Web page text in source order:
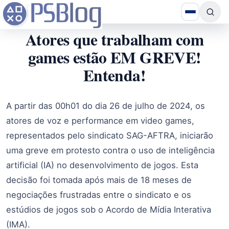
Atores que trabalham com
games estão EM GREVE!
Entenda!
A partir das 00h01 do dia 26 de julho de 2024, os
atores de voz e performance em video games,
representados pelo sindicato SAG-AFTRA, iniciarão
uma greve em protesto contra o uso de inteligência
artificial (IA) no desenvolvimento de jogos. Esta
decisão foi tomada após mais de 18 meses de
negociações frustradas entre o sindicato e os
estúdios de jogos sob o Acordo de Mídia Interativa
(IMA).